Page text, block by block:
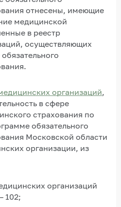
отнесены, имеющие
медицинской
в реестр
осуществляющих
организаций,
в сфере
страхования по
обязательного
Московской области
организации, из
организаций
102;